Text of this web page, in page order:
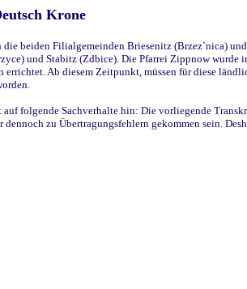
Krone
beiden Filialgemeinden Briesenitz (Brzez`nica)
und Stabitz (Zdbice). Die Pfarrei Zippnow
Ab diesem Zeitpunkt, müssen für diese
auf folgende Sachverhalte hin: Die vorliegende
zu Übertragungsfehlern gekommen sein.